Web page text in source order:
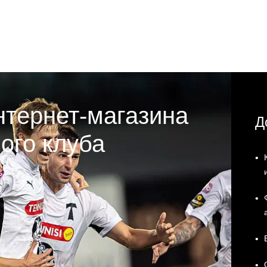
магазина
клуба